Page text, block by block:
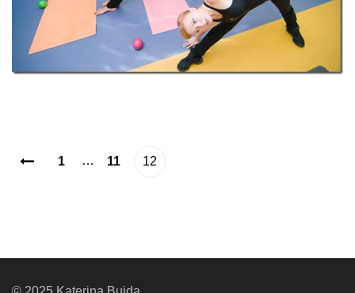
1 … 11 12